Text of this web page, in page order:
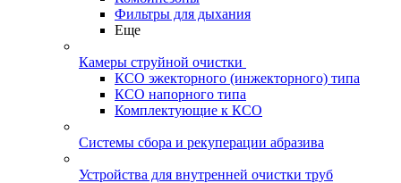
Фильтры для дыхания
Еще
Камеры струйной очистки
КСО эжекторного (инжекторного) типа
КСО напорного типа
Комплектующие к КСО
Системы сбора и рекуперации абразива
Устройства для внутренней очистки труб